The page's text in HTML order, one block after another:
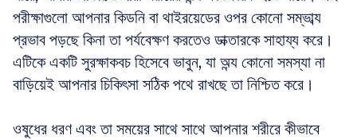
পরীক্ষাগুলো আপনার কিডনি বা থাইরয়েডের ওপর কোনো সম্ভাব্য
প্রভাব পড়ছে কিনা তা পর্যবেক্ষণ করতেও ডাক্তারকে সাহায্য করে।
এটিকে একটি সুরক্ষাকবচ হিসেবে ভাবুন, যা অন্য কোনো সমস্যা না
বাড়িয়েই আপনার চিকিৎসা সঠিক পথে রাখছে তা নিশ্চিত করে।
ওষুধের ধরণ এবং তা সময়ের সাথে সাথে আপনার শরীরে কীভাবে